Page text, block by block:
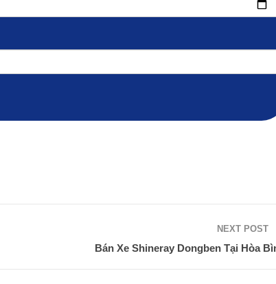
NEXT POST
Bán Xe Shineray Dongben Tại Hòa